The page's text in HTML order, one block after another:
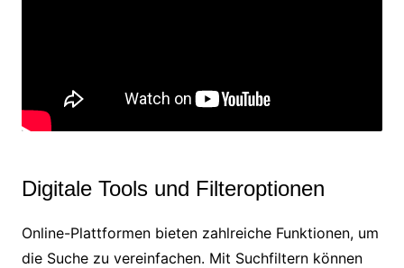
Digitale Tools und Filteroptionen
Online-Plattformen bieten zahlreiche Funktionen, um
die Suche zu vereinfachen. Mit Suchfiltern können